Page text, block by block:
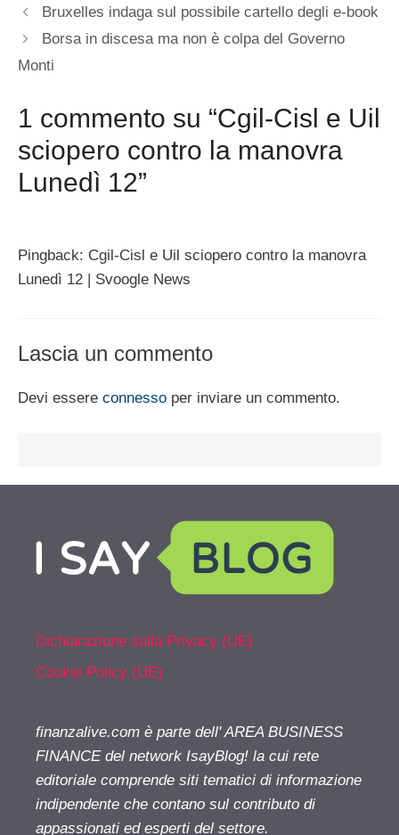
Bruxelles indaga sul possibile cartello degli e-book
Borsa in discesa ma non è colpa del Governo
Monti
1 commento su “Cgil-Cisl e Uil
sciopero contro la manovra
Lunedì 12”
Pingback: Cgil-Cisl e Uil sciopero contro la manovra
Lunedì 12 | Svoogle News
Lascia un commento
Devi essere connesso per inviare un commento.
Dichiarazione sulla Privacy (UE)
Cookie Policy (UE)
finanzalive.com è parte dell' AREA BUSINESS
FINANCE del network IsayBlog! la cui rete
editoriale comprende siti tematici di informazione
indipendente che contano sul contributo di
appassionati ed esperti del settore.